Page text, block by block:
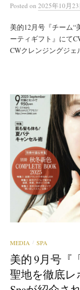
Posted on 2025年10月23
美的12月号『チーム“
ーティギフト』にて
CWクレンジングジェ
MEDIA / SPA
美的 9月号『
聖地を徹底レ